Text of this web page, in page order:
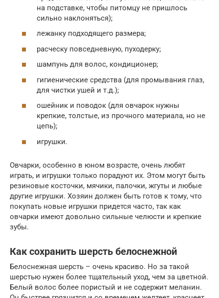
на подставке, чтобы питомцу не пришлось
сильно наклоняться);
лежанку подходящего размера;
расческу повседневную, пуходерку;
шампунь для волос, кондиционер;
гигиенические средства (для промывания глаз,
для чистки ушей и т.д.);
ошейник и поводок (для овчарок нужны
крепкие, толстые, из прочного материала, но не
цепь);
игрушки.
Овчарки, особенно в юном возрасте, очень любят
играть, и игрушки только порадуют их. Этом могут быть
резиновые косточки, мячики, палочки, жгуты и любые
другие игрушки. Хозяин должен быть готов к тому, что
покупать новые игрушки придется часто, так как
овчарки имеют довольно сильные челюсти и крепкие
зубы.
Как сохранить шерсть белоснежной
Белоснежная шерсть – очень красиво. Но за такой
шерстью нужен более тщательный уход, чем за цветной.
Белый волос более пористый и не содержит меланин.